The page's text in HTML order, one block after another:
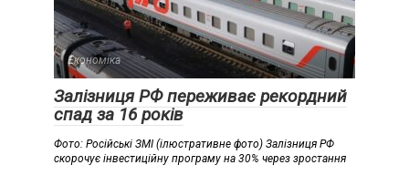
Економіка
Залізниця РФ переживає рекордний
спад за 16 років
Фото: Російські ЗМІ (ілюстративне фото) Залізниця РФ
скорочує інвестиційну програму на 30% через зростання